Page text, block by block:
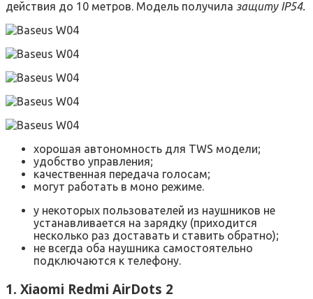
действия до 10 метров. Модель получила защиту IP54.
хорошая автономность для TWS модели;
удобство управления;
качественная передача голосам;
могут работать в моно режиме.
у некоторых пользователей из наушников не
устанавливается на зарядку (приходится
несколько раз доставать и ставить обратно);
не всегда оба наушника самостоятельно
подключаются к телефону.
1. Xiaomi Redmi AirDots 2